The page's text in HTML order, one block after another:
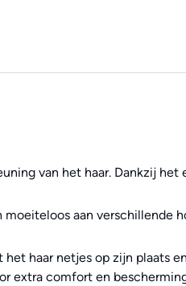
van het haar. Dankzij het
aan verschillende
het haar netjes op zijn plaats
extra comfort en